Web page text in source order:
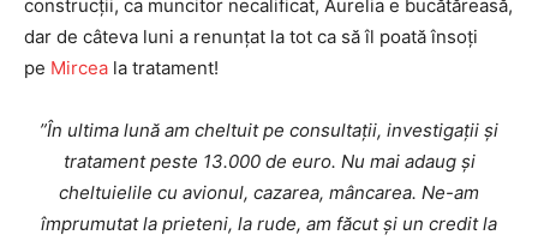
construcții, ca muncitor necalificat, Aurelia e bucătăreasă,
dar de câteva luni a renunțat la tot ca să îl poată însoți
pe Mircea la tratament!
”În ultima lună am cheltuit pe consultații, investigații și
tratament peste 13.000 de euro. Nu mai adaug și
cheltuielile cu avionul, cazarea, mâncarea. Ne-am
împrumutat la prieteni, la rude, am făcut și un credit la